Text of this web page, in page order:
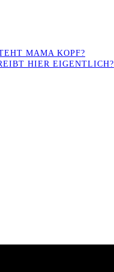
MAMA KOPF?
HIER EIGENTLICH?